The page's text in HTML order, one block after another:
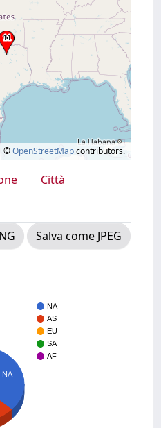
©OpenStreetMapcontributors.
Città
Salva come JPEG
NA
AS
EU
SA
AF
NA